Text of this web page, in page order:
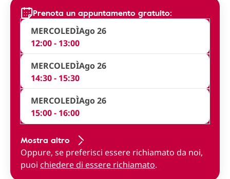
Prenota un appuntamento gratuito:
MERCOLEDÌAgo 26
12:00 - 13:00
MERCOLEDÌAgo 26
14:30 - 15:30
MERCOLEDÌAgo 26
15:00 - 16:00
Mostra altro
Oppure, se preferisci essere richiamato da noi,
puoi chiedere di essere richiamato.